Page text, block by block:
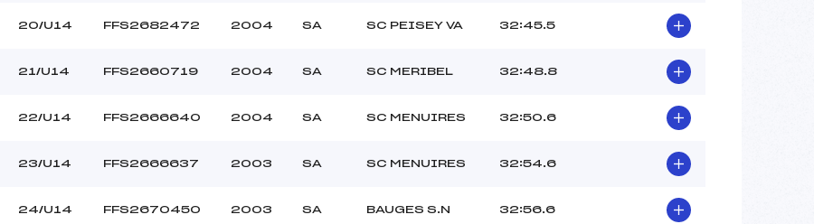
20/U14 FFS2682472 2004 SA SC PEISEY VA 32:45.5
21/U14 FFS2660719 2004 SA SC MERIBEL 32:48.8
22/U14 FFS2666640 2004 SA SC MENUIRES 32:50.6
23/U14 FFS2666637 2003 SA SC MENUIRES 32:54.6
24/U14 FFS2670450 2003 SA BAUGES S.N 32:56.6